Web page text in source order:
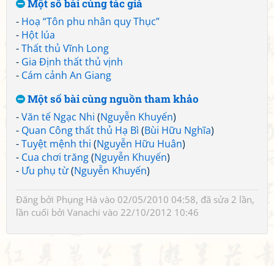
Một số bài cùng tác giả
- Hoạ “Tôn phu nhân quy Thục”
- Hột lúa
-Thất thủ Vĩnh Long
- Gia Định thất thủ vịnh
- Cám cảnh An Giang
Một số bài cùng nguồn tham khảo
-Văn tế Ngạc Nhi (Nguyễn Khuyến)
- Quan Công thất thủ Hạ Bì (Bùi Hữu Nghĩa)
-Tuyệt mệnh thi (Nguyễn Hữu Huân)
- Cua chơi trăng(Nguyễn Khuyến)
- Ưu phụ từ(Nguyễn Khuyến)
Đăng bởi Phụng Hà vào 02/05/2010 04:58, đã sửa 2 lần,
lần cuối bởi Vanachi vào 22/10/2012 10:46